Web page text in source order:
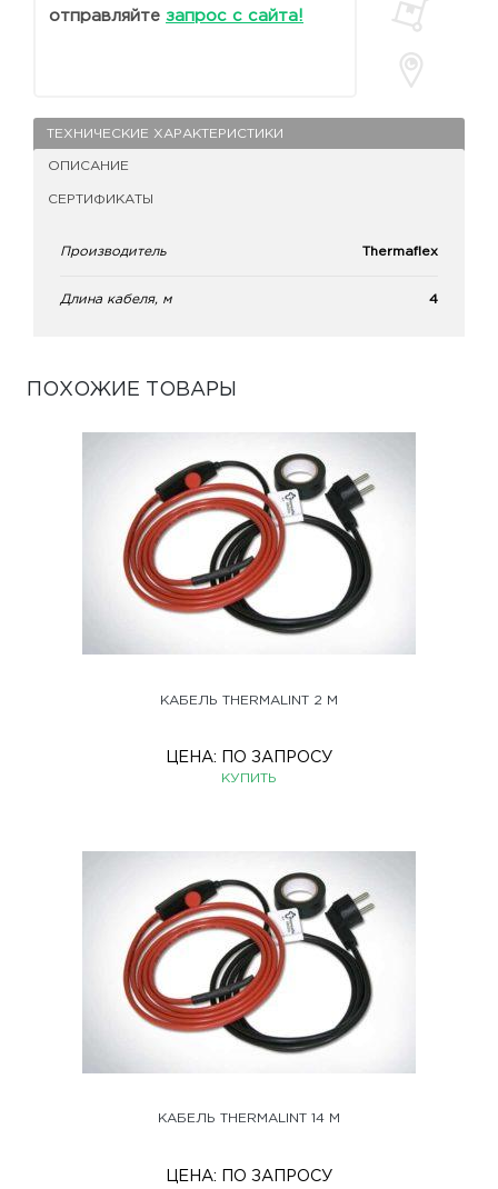
отправляйте запрос с сайта!
ТЕХНИЧЕСКИЕ ХАРАКТЕРИСТИКИ
ОПИСАНИЕ
СЕРТИФИКАТЫ
Производитель Thermaflex
Длина кабеля, м 4
ПОХОЖИЕ ТОВАРЫ
КАБЕЛЬ THERMALINT 2 М
ЦЕНА: ПО ЗАПРОСУ
КУПИТЬ
КАБЕЛЬ THERMALINT 14 М
ЦЕНА: ПО ЗАПРОСУ